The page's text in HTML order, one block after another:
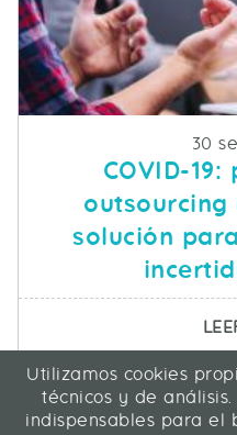
30
COVID-
solución
ICA Informática y
C/ La Rábida
Utilizamos cookies
técnicos y de
indispensables para el